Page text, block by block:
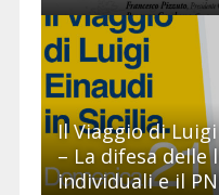
Il Viaggio di
– La difesa delle
individuali e il